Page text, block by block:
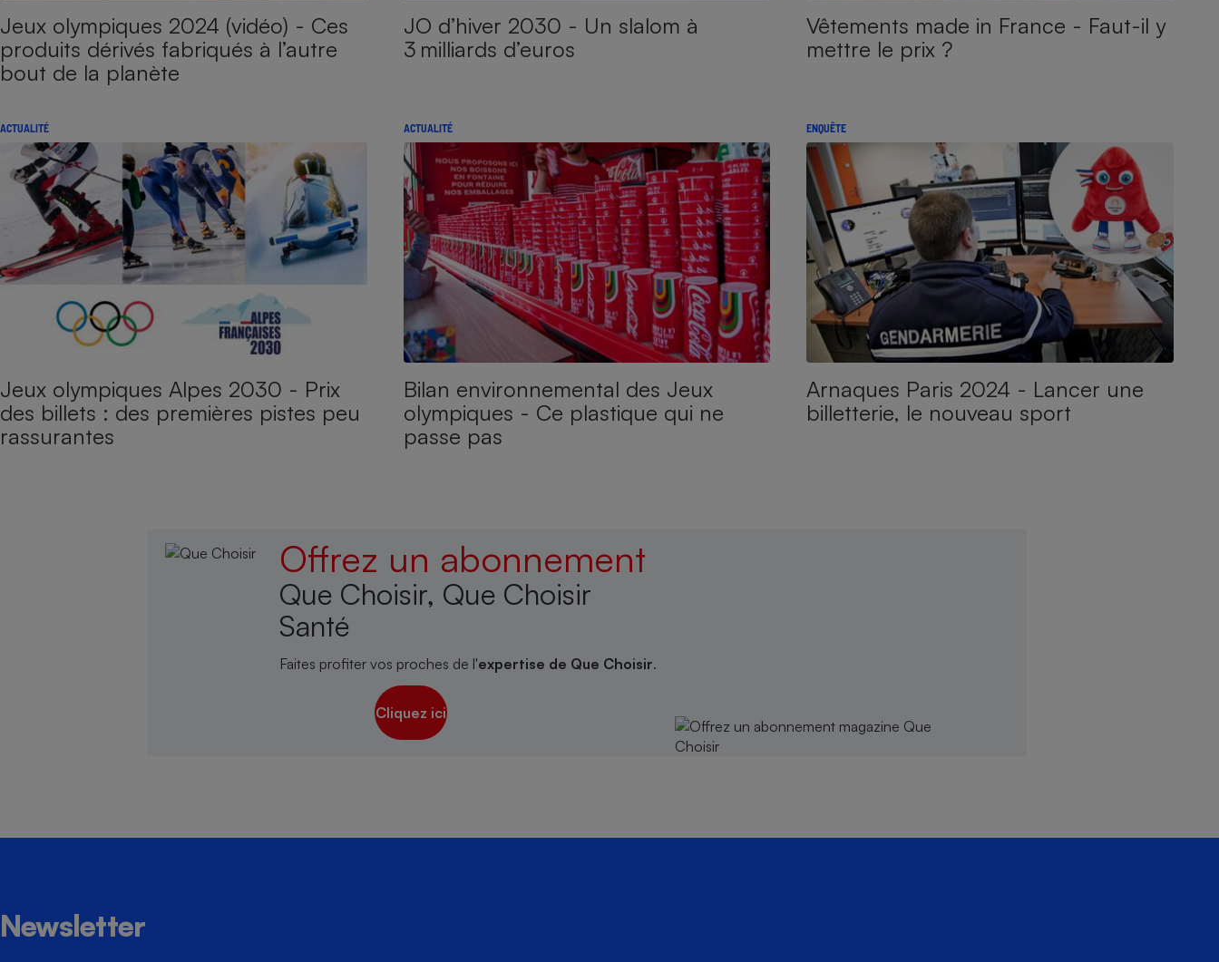
Jeux olympiques 2024 (vidéo) - Ces
produits dérivés fabriqués à l’autre
bout de la planète
JO d’hiver 2030 - Un slalom à
3 milliards d’euros
Vêtements made in France - Faut-il y
mettre le prix ?
ACTUALITÉ
Jeux olympiques Alpes 2030 - Prix
des billets : des premières pistes peu
rassurantes
ACTUALITÉ
Bilan environnemental des Jeux
olympiques - Ce plastique qui ne
passe pas
ENQUÊTE
Arnaques Paris 2024 - Lancer une
billetterie, le nouveau sport
Offrez un abonnement
Que Choisir, Que Choisir
Santé
Faites profiter vos proches de l'expertise de Que Choisir.
Cliquez ici
Newsletter